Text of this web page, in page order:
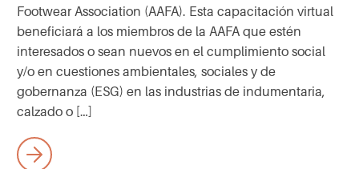
Footwear Association (AAFA). Esta capacitación virtual
beneficiará a los miembros de la AAFA que estén
interesados o sean nuevos en el cumplimiento social
y/o en cuestiones ambientales, sociales y de
gobernanza (ESG) en las industrias de indumentaria,
calzado o […]